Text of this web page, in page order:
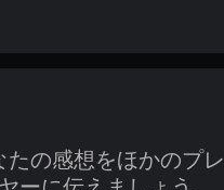
たの感想をほかのプレ